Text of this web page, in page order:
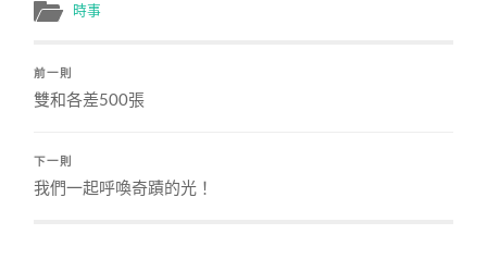
時事
前一則
雙和各差500張
下一則
我們一起呼喚奇蹟的光！